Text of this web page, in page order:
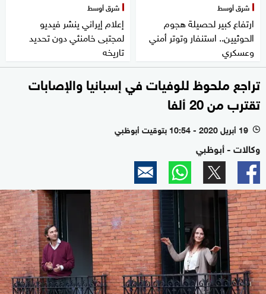
شرق أوسط
ارتفاع كبير لحصيلة هجوم
الحوثيين.. استنفار وتوتر أمني
وعسكري
شرق أوسط
إعلام إيراني ينشر فيديو
لمجتبى خامنئي دون تحديد
تاريخه
تراجع ملحوظ للوفيات في إسبانيا والإصابات
تقترب من 20 ألفا
l 19 أبريل 2020 - 10:54 بتوقيت أبوظبي
وكالات - أبوظبي